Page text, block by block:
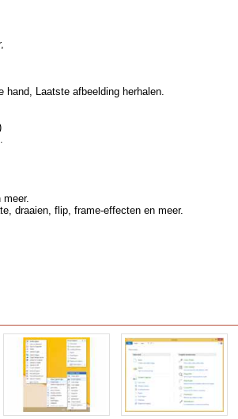
hand, Laatste afbeelding herhalen.
draaien, flip, frame-effecten en meer.